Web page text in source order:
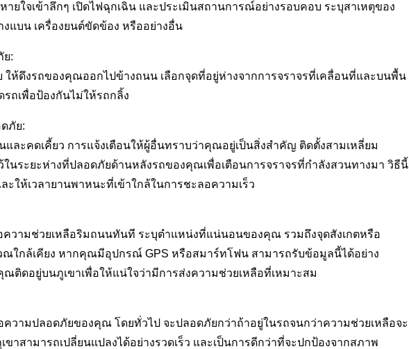
ายใจเข้าลึกๆ เปิดไฟฉุกเฉิน และประเมินสถานการณ์อย่างรอบคอบ ระบุสาเหตุของ
งแบน เครื่องยนต์ขัดข้อง หรืออย่างอื่น
ย:
ให้ดึงรถของคุณออกไปข้างถนน เลือกจุดที่อยู่ห่างจากการจราจรที่เคลื่อนที่และบนพื้น
รถเพื่อป้องกันไม่ให้รถกลิ้ง
ภัย:
ละคดเคี้ยว การแจ้งเตือนให้ผู้อื่นทราบว่าคุณอยู่เป็นสิ่งสำคัญ ติดตั้งสามเหลี่ยม
นระยะห่างที่ปลอดภัยด้านหลังรถของคุณเพื่อเตือนการจราจรที่กำลังสวนทางมา วิธีนี้
ะให้เวลายานพาหนะที่เข้าใกล้ในการชะลอความเร็ว
ความช่วยเหลือริมถนนทันที ระบุตำแหน่งที่แน่นอนของคุณ รวมถึงจุดสังเกตหรือ
ณใกล้เคียง หากคุณมีอุปกรณ์ GPS หรือสมาร์ทโฟน สามารถรับข้อมูลนี้ได้อย่าง
ณติดอยู่บนภูเขาเพื่อให้แน่ใจว่ามีการส่งความช่วยเหลือที่เหมาะสม
วามปลอดภัยของคุณ โดยทั่วไป จะปลอดภัยกว่าถ้าอยู่ในรถจนกว่าความช่วยเหลือจะ
าสามารถเปลี่ยนแปลงได้อย่างรวดเร็ว และเป็นการดีกว่าที่จะปกป้องจากสภาพ